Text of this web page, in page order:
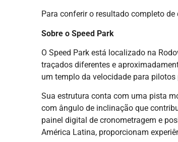
Para conferir o resultado completo
Sobre o Speed Park
O Speed Park está localizado na
traçados diferentes e
um templo da velocidade para
Sua estrutura conta com uma pista
com ângulo de inclinação que
painel digital de cronometragem e
América Latina, proporcionam